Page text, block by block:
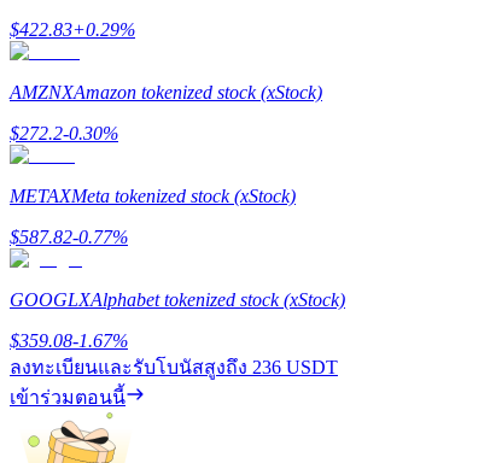
คู่มือเริ่มต้นฟิวเจอร์ส
เรียนรู้วิธีการรักษาผลกำไร
$422.83+0.29%
AMZNXAmazon tokenized stock (xStock)
$272.2-0.30%
METAXMeta tokenized stock (xStock)
$587.82-0.77%
GOOGLXAlphabet tokenized stock (xStock)
$359.08-1.67%
ลงทะเบียนและรับโบนัสสูงถึง 236 USDT
เข้าร่วมตอนนี้